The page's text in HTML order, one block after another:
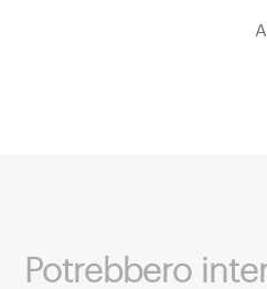
Potrebbero